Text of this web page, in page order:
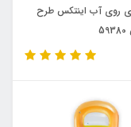
روی آب اینتکس طرح